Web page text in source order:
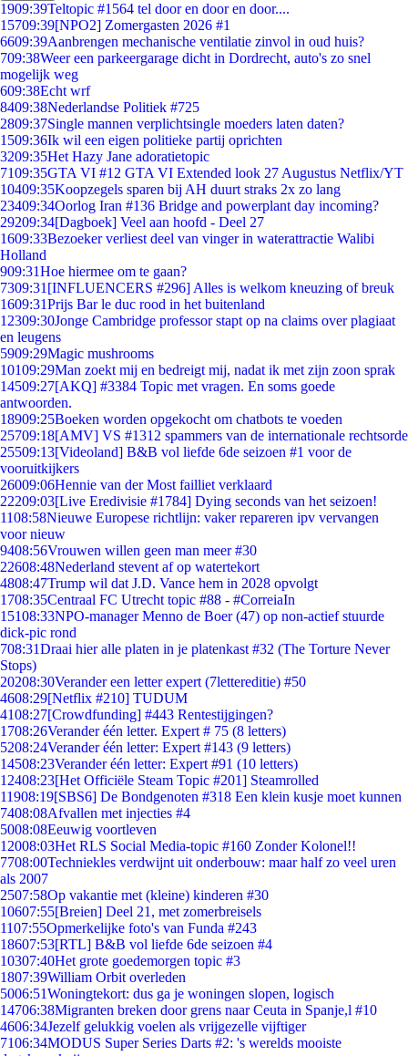
1909:39Teltopic #1564 tel door en door en door....
15709:39[NPO2] Zomergasten 2026 #1
6609:39Aanbrengen mechanische ventilatie zinvol in oud huis?
709:38Weer een parkeergarage dicht in Dordrecht, auto's zo snel
mogelijk weg
609:38Echt wrf
8409:38Nederlandse Politiek #725
2809:37Single mannen verplichtsingle moeders laten daten?
1509:36Ik wil een eigen politieke partij oprichten
3209:35Het Hazy Jane adoratietopic
7109:35GTA VI #12 GTA VI Extended look 27 Augustus Netflix/YT
10409:35Koopzegels sparen bij AH duurt straks 2x zo lang
23409:34Oorlog Iran #136 Bridge and powerplant day incoming?
29209:34[Dagboek] Veel aan hoofd - Deel 27
1609:33Bezoeker verliest deel van vinger in waterattractie Walibi
Holland
909:31Hoe hiermee om te gaan?
7309:31 [INFLUENCERS #296] Alles is welkom kneuzing of breuk
1609:31Prijs Bar le duc rood in het buitenland
12309:30Jonge Cambridge professor stapt op na claims over plagiaat
en leugens
5909:29Magic mushrooms
10109:29Man zoekt mij en bedreigt mij, nadat ik met zijn zoon sprak
14509:27[AKQ] #3384 Topic met vragen. En soms goede
antwoorden.
18909:25Boeken worden opgekocht om chatbots te voeden
25709:18[AMV] VS #1312 spammers van de internationale rechtsorde
25509:13[Videoland] B&B vol liefde 6de seizoen #1 voor de
vooruitkijkers
26009:06Hennie van der Most failliet verklaard
22209:03[Live Eredivisie #1784] Dying seconds van het seizoen!
1108:58Nieuwe Europese richtlijn: vaker repareren ipv vervangen
voor nieuw
9408:56Vrouwen willen geen man meer #30
22608:48Nederland stevent af op watertekort
4808:47Trump wil dat J.D. Vance hem in 2028 opvolgt
1708:35Centraal FC Utrecht topic #88 - #CorreiaIn
15108:33NPO-manager Menno de Boer (47) op non-actief stuurde
dick-pic rond
708:31Draai hier alle platen in je platenkast #32 (The Torture Never
Stops)
20208:30Verander een letter expert (7lettereditie) #50
4608:29[Netflix #210] TUDUM
4108:27[Crowdfunding] #443 Rentestijgingen?
1708:26Verander één letter. Expert # 75 (8 letters)
5208:24Verander één letter: Expert #143 (9 letters)
14508:23Verander één letter: Expert #91 (10 letters)
12408:23[Het Officiële Steam Topic #201] Steamrolled
11908:19[SBS6] De Bondgenoten #318 Een klein kusje moet kunnen
7408:08Afvallen met injecties #4
5008:08Eeuwig voortleven
12008:03Het RLS Social Media-topic #160 Zonder Kolonel!!
7708:00Techniekles verdwijnt uit onderbouw: maar half zo veel uren
als 2007
2507:58Op vakantie met (kleine) kinderen #30
10607:55[Breien] Deel 21, met zomerbreisels
1107:55Opmerkelijke foto's van Funda #243
18607:53[RTL] B&B vol liefde 6de seizoen #4
10307:40Het grote goedemorgen topic #3
1807:39William Orbit overleden
5006:51Woningtekort: dus ga je woningen slopen, logisch
14706:38Migranten breken door grens naar Ceuta in Spanje,l #10
4606:34Jezelf gelukkig voelen als vrijgezelle vijftiger
7106:34MODUS Super Series Darts #2: 's werelds mooiste